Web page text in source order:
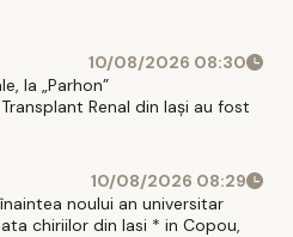
10/08/2026 08:30
la „Parhon”
Renal din Iaşi au fost
10/08/2026 08:29
noului an universitar
chiriilor din Iasi * in Copou,